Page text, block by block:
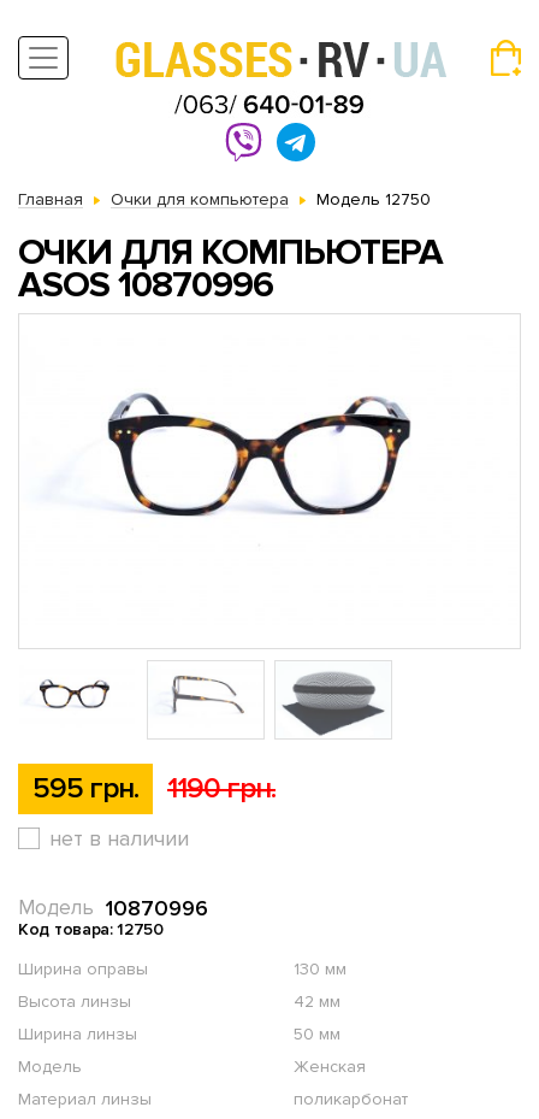
Главная Очки для компьютера Модель 12750
ОЧКИ ДЛЯ КОМПЬЮТЕРА
АSOS 10870996
595 грн. 1190 грн.
нет в наличии
10870996
Модель
Код товара: 12750
Ширина оправы
130 мм
Высота линзы
42 мм
Ширина линзы
50 мм
Модель
Женская
Материал линзы
поликарбонат